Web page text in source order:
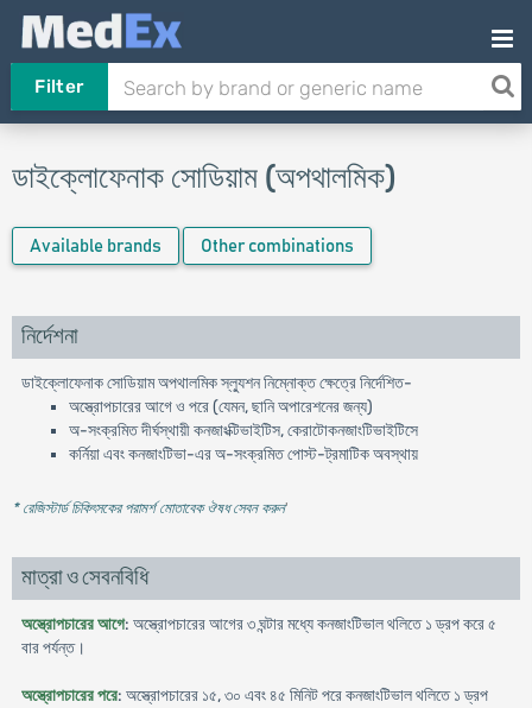
Filter
ডাইক্লোফেনাক সোডিয়াম (অপথালমিক)
Available brands Other combinations
নির্দেশনা
ডাইক্লোফেনাক সোডিয়াম অপথালমিক স্ল্যুশন নিম্নোক্ত ক্ষেত্রে নির্দেশিত-
অস্ত্রোপচারের আগে ও পরে (যেমন, ছানি অপারেশনের জন্য)
অ-সংক্রমিত দীর্ঘস্থায়ী কনজাংক্টিভাইটিস, কেরাটোকনজাংটিভাইটিসে
কর্নিয়া এবং কনজাংটিভা-এর অ-সংক্রমিত পোস্ট-ট্রমাটিক অবস্থায়
* রেজিস্টার্ড চিকিৎসকের পরামর্শ মোতাবেক ঔষধ সেবন করুন'
মাত্রা ও সেবনবিধি
অস্ত্রোপচারের আগে: অস্ত্রোপচারের আগের ৩ ঘন্টার মধ্যে কনজাংটিভাল থলিতে ১ ড্রপ করে ৫
বার পর্যন্ত।
অস্ত্রোপচারের পরে: অস্ত্রোপচারের ১৫, ৩০ এবং ৪৫ মিনিট পরে কনজাংটিভাল থলিতে ১ ড্রপ